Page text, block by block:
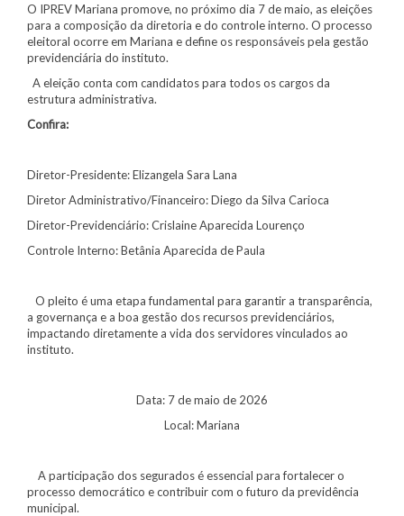
O IPREV Mariana promove, no próximo dia 7 de maio, as eleições
para a composição da diretoria e do controle interno. O processo
eleitoral ocorre em Mariana e define os responsáveis pela gestão
previdenciária do instituto.
A eleição conta com candidatos para todos os cargos da
estrutura administrativa.
Confira:
Diretor-Presidente: Elizangela Sara Lana
Diretor Administrativo/Financeiro: Diego da Silva Carioca
Diretor-Previdenciário: Crislaine Aparecida Lourenço
Controle Interno: Betânia Aparecida de Paula
O pleito é uma etapa fundamental para garantir a transparência,
a governança e a boa gestão dos recursos previdenciários,
impactando diretamente a vida dos servidores vinculados ao
instituto.
Data: 7 de maio de 2026
Local: Mariana
A participação dos segurados é essencial para fortalecer o
processo democrático e contribuir com o futuro da previdência
municipal.